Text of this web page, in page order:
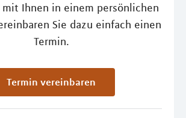
mit Ihnen in einem persönlichen
Sie dazu einfach einen
Termin.
Termin vereinbaren